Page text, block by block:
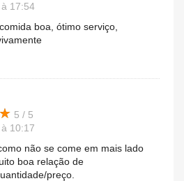
17:54
boa, ótimo serviço,
★
★ 5 / 5
10:17
não se come em mais lado
boa relação de
preço.